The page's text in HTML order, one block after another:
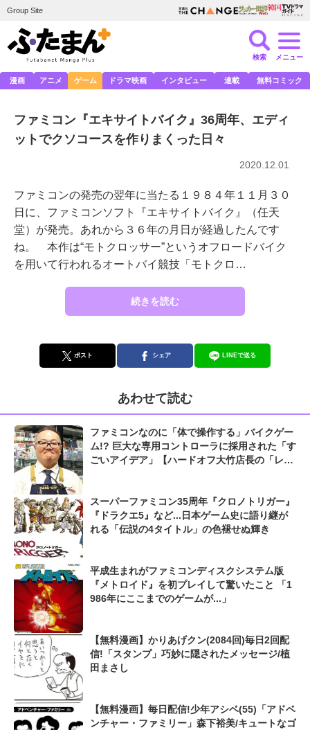
Group Site
検索 メニュー
漫画 アニメ ゲーム ドラマ映画 インタビュー 連載 無料コミック
ファミコン『エキサイトバイク』36周年、エディ
ットでクソコースを作りまくった日々
2020.12.01
ファミコンの発売の翌年に当たる１９８４年１１月３０
日に、ファミコンソフト『エキサイトバイク』（任天
堂）が発売。あれから３６年の月日が経過したんです
ね。 本作は“モトクロッサー”というオフロードバイク
を用いて行われるオートバイ競技「モトクロ…
続きを読む
ポスト シェア LINEで送る
あわせて読む
ファミコンなのに「体で操作する」バイクゲー
ム!? 巨大な専用コントローラに採用された「す
ごいアイデア」【ハードオフ大竹店長の「レト
スーパーファミコン35周年『クロノトリガー』
『ドラクエ5』など...日本ゲーム史に語り継が
れる「伝説の4タイトル」の色褪せぬ輝き
平成生まれがファミコンディスクシステム版
『メトロイド』を初プレイして驚いたこと 「1
986年にここまでのゲームが...」
【無料漫画】かりあげクン(2084回)毎日2回配
信!「スタンプ」巧妙に隠されたメッセージ/植
田まさし
【無料漫画】毎日配信!少年アシベ(55)「アドベ
ンチャー・ファミリー」森下裕美/キュートなゴ